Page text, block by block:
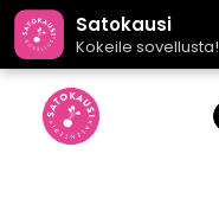
Satokausi
Kokeile sovellusta!